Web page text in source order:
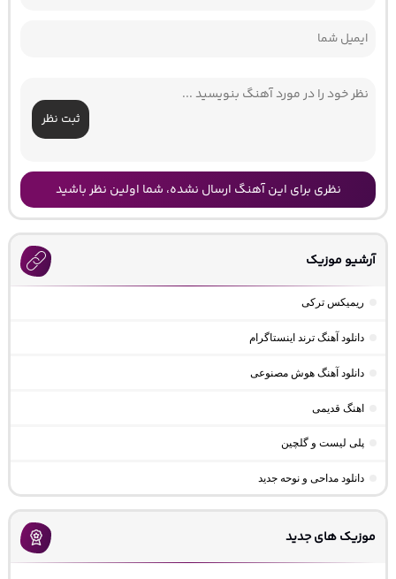
ثبت نظر
نظری برای این آهنگ ارسال نشده، شما اولین نظر باشید
آرشیو موزیک
ریمیکس ترکی
دانلود آهنگ ترند اینستاگرام
دانلود آهنگ هوش مصنوعی
اهنگ قدیمی
پلی لیست و گلچین
دانلود مداحی و نوحه جدید
موزیک های جدید